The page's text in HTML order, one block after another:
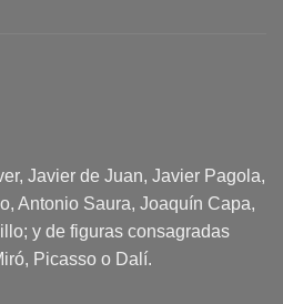
Javier de Juan, Javier Pagola,
Antonio Saura, Joaquín Capa,
y de figuras consagradas
Picasso o Dalí.